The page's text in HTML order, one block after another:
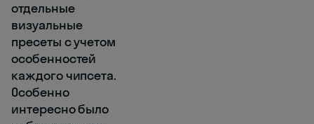
отдельные
визуальные
пресеты с учетом
особенностей
каждого чипсета.
Особенно
интересно было